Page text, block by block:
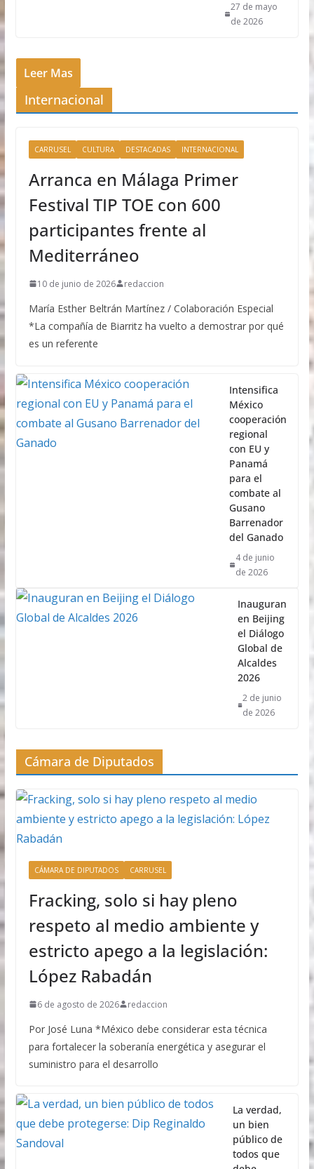
27 de mayo
de 2026
Leer Mas
Internacional
CARRUSEL CULTURA DESTACADAS INTERNACIONAL
Arranca en Málaga Primer
Festival TIP TOE con 600
participantes frente al
Mediterráneo
10 de junio de 2026 redaccion
María Esther Beltrán Martínez / Colaboración Especial
*La compañía de Biarritz ha vuelto a demostrar por qué
es un referente
Intensifica
México
cooperación
regional
con EU y
Panamá
para el
combate al
Gusano
Barrenador
del Ganado
4 de junio
de 2026
Inauguran
en Beijing
el Diálogo
Global de
Alcaldes
2026
2 de junio
de 2026
Cámara de Diputados
CÁMARA DE DIPUTADOS CARRUSEL
Fracking, solo si hay pleno
respeto al medio ambiente y
estricto apego a la legislación:
López Rabadán
6 de agosto de 2026 redaccion
Por José Luna *México debe considerar esta técnica
para fortalecer la soberanía energética y asegurar el
suministro para el desarrollo
La verdad,
un bien
público de
todos que